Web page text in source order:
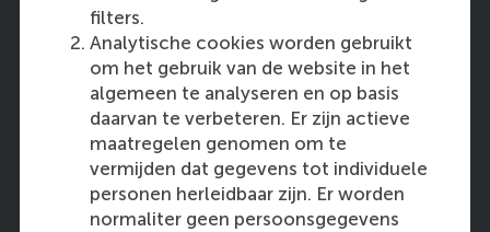
filters.
Analytische cookies worden gebruikt
om het gebruik van de website in het
algemeen te analyseren en op basis
daarvan te verbeteren. Er zijn actieve
maatregelen genomen om te
vermijden dat gegevens tot individuele
personen herleidbaar zijn. Er worden
normaliter geen persoonsgegevens
Je vertaalt disruptieve digitale
technologieën naar
bedrijfsoplossingen met essentiële
methoden voor ondernemerschap, wat
kan leiden tot nieuwe business.